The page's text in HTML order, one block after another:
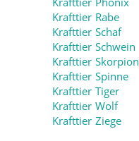
Krafttier Rabe
Krafttier Schaf
Krafttier Schwein
Krafttier Skorpion
Krafttier Spinne
Krafttier Tiger
Krafttier Wolf
Krafttier Ziege